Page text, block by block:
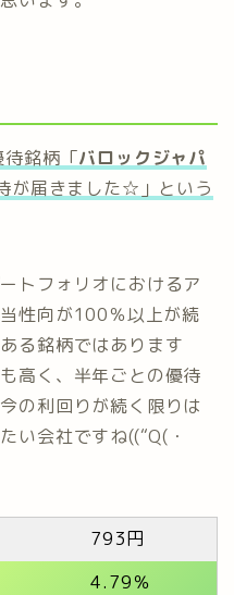
銘柄「バロックジャパ
が届きました☆」という
トフォリオにおけるア
性向が100％以上が続
る銘柄ではあります
高く、半年ごとの優待
の利回りが続く限りは
い会社ですね((“Q(・
793円
4.79％